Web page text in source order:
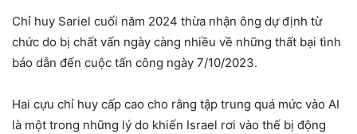
Chỉ huy Sariel cuối năm 2024 thừa nhận ông dự định từ
chức do bị chất vấn ngày càng nhiều về những thất bại tình
báo dẫn đến cuộc tấn công ngày 7/10/2023.
Hai cựu chỉ huy cấp cao cho rằng tập trung quá mức vào AI
là một trong những lý do khiến Israel rơi vào thế bị động